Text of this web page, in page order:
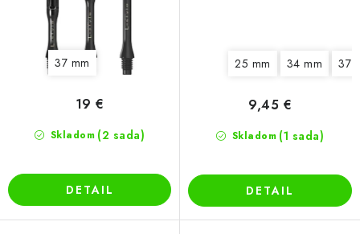
37 mm
Skladom (2 sada)
19 €
DETAIL
25 mm 34 mm 37
Skladom (1 sada)
9,45 €
DETAIL